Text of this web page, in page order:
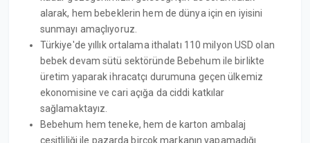
alarak, hem bebeklerin hem de dünya için en iyisini
sunmayı amaçlıyoruz.
Türkiye'de yıllık ortalama ithalatı 110 milyon USD olan
bebek devam sütü sektöründe Bebehum ile birlikte
üretim yaparak ihracatçı durumuna geçen ülkemiz
ekonomisine ve cari açığa da ciddi katkılar
sağlamaktayız.
Bebehum hem teneke, hem de karton ambalaj
çeşitliliği ile pazarda birçok markanın yapamadığı